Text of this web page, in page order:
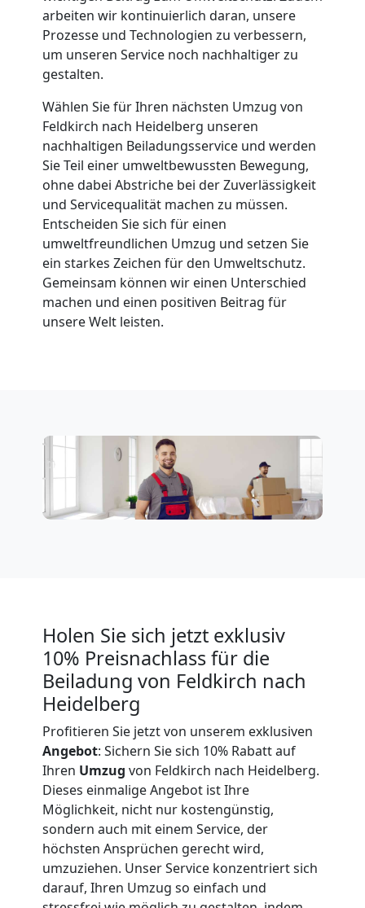
arbeiten wir kontinuierlich daran, unsere
Prozesse und Technologien zu verbessern,
um unseren Service noch nachhaltiger zu
gestalten.
Wählen Sie für Ihren nächsten Umzug von
Feldkirch nach Heidelberg unseren
nachhaltigen Beiladungsservice und werden
Sie Teil einer umweltbewussten Bewegung,
ohne dabei Abstriche bei der Zuverlässigkeit
und Servicequalität machen zu müssen.
Entscheiden Sie sich für einen
umweltfreundlichen Umzug und setzen Sie
ein starkes Zeichen für den Umweltschutz.
Gemeinsam können wir einen Unterschied
machen und einen positiven Beitrag für
unsere Welt leisten.
Holen Sie sich jetzt exklusiv
10% Preisnachlass für die
Beiladung von Feldkirch nach
Heidelberg
Profitieren Sie jetzt von unserem exklusiven
Angebot: Sichern Sie sich 10% Rabatt auf
Ihren Umzug von Feldkirch nach Heidelberg.
Dieses einmalige Angebot ist Ihre
Möglichkeit, nicht nur kostengünstig,
sondern auch mit einem Service, der
höchsten Ansprüchen gerecht wird,
umzuziehen. Unser Service konzentriert sich
darauf, Ihren Umzug so einfach und
Umzug
für
Senioren
Feldkirch
Fernumzug
Feldkirch
Büroumzug
Feldkirch
Tragehilfe
Feldkirch
Kleiner
Umzug
Feldkirch